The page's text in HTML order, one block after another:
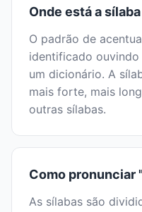
Onde está a
O padrão de
identificado
um dicionário. A
mais forte, mais
outras sílabas.
Como pronunciar
As sílabas são